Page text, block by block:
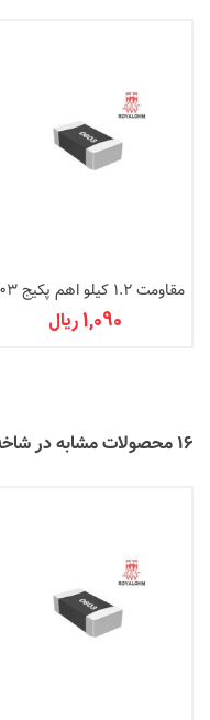
مقاومت 1.2 کیلو اهم پکیج 0603
1,090 ریال
16 محصولات مشابه در شاخه های مختلف: